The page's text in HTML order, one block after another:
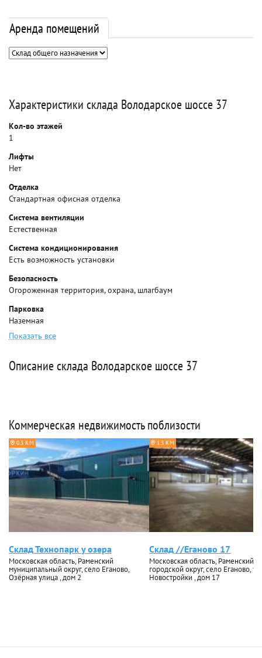
Аренда помещений
Характеристики склада Володарское шоссе 37
Кол-во этажей
1
Лифты
Нет
Отделка
Стандартная офисная отделка
Система вентиляции
Естественная
Система кондиционирования
Есть возможность установки
Безопасность
Огороженная территория, охрана, шлагбаум
Парковка
Наземная
Показать все
Описание склада Володарское шоссе 37
Коммерческая недвижимость поблизости
0.3 КМ
Склад Технопарк у озера
Московская область, Раменский
муниципальный округ, село Еганово,
Озёрная улица , дом 2
1.3 КМ
Склад //Еганово 17
Московская область, Раменский
городской округ, село Еганово,
Новостройки , дом 17